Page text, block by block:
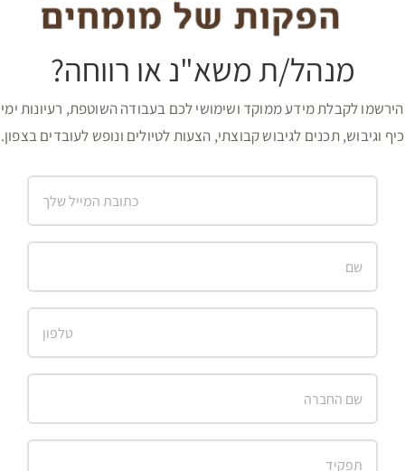
מנהל/ת משא"נ או רווחה?
הירשמו לקבלת מידע ממוקד ושימושי לכם בעבודה השוטפת, רעיונות ימי
כיף וגיבוש, תכנים לגיבוש קבוצתי, הצעות לטיולים ונופש לעובדים בצפון.